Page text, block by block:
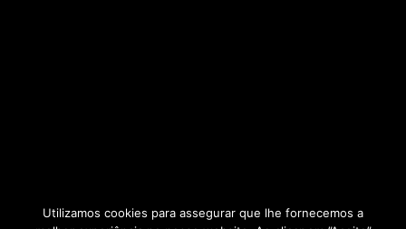
Utilizamos cookies para assegurar que lhe fornecemos a